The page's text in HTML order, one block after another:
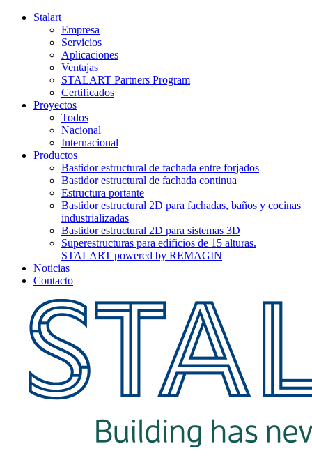
Stalart
Empresa
Servicios
Aplicaciones
Ventajas
STALART Partners Program
Certificados
Proyectos
Todos
Nacional
Internacional
Productos
Bastidor estructural de fachada entre forjados
Bastidor estructural de fachada continua
Estructura portante
Bastidor estructural 2D para fachadas, baños y cocinas
industrializadas
Bastidor estructural 2D para sistemas 3D
Superestructuras para edificios de 15 alturas.
STALART powered by REMAGIN
Noticias
Contacto